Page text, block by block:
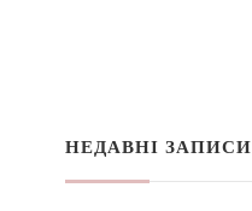
НЕДАВНІ ЗАПИСИ